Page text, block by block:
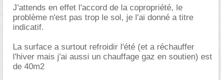
J'attends en effet l'accord de la copropriété, le
problème n'est pas trop le sol, je l'ai donné a titre
indicatif.
La surface a surtout refroidir l'été (et a réchauffer
l'hiver mais j'ai aussi un chauffage gaz en soutien) est
de 40m2